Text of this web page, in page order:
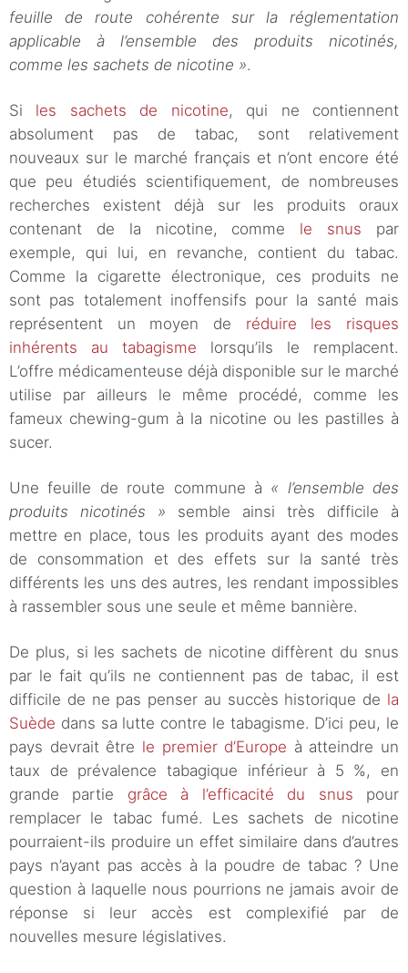
feuille de route cohérente sur la réglementation
applicable à l’ensemble des produits nicotinés,
comme les sachets de nicotine ».
Si les sachets de nicotine, qui ne contiennent
absolument pas de tabac, sont relativement
nouveaux sur le marché français et n’ont encore été
que peu étudiés scientifiquement, de nombreuses
recherches existent déjà sur les produits oraux
contenant de la nicotine, comme le snus par
exemple, qui lui, en revanche, contient du tabac.
Comme la cigarette électronique, ces produits ne
sont pas totalement inoffensifs pour la santé mais
représentent un moyen de réduire les risques
inhérents au tabagisme lorsqu’ils le remplacent.
L’offre médicamenteuse déjà disponible sur le marché
utilise par ailleurs le même procédé, comme les
fameux chewing-gum à la nicotine ou les pastilles à
sucer.
Une feuille de route commune à « l’ensemble des
produits nicotinés » semble ainsi très difficile à
mettre en place, tous les produits ayant des modes
de consommation et des effets sur la santé très
différents les uns des autres, les rendant impossibles
à rassembler sous une seule et même bannière.
De plus, si les sachets de nicotine diffèrent du snus
par le fait qu’ils ne contiennent pas de tabac, il est
difficile de ne pas penser au succès historique de la
Suède dans sa lutte contre le tabagisme. D’ici peu, le
pays devrait être le premier d’Europe à atteindre un
taux de prévalence tabagique inférieur à 5 %, en
grande partie grâce à l’efficacité du snus pour
remplacer le tabac fumé. Les sachets de nicotine
pourraient-ils produire un effet similaire dans d’autres
pays n’ayant pas accès à la poudre de tabac ? Une
question à laquelle nous pourrions ne jamais avoir de
réponse si leur accès est complexifié par de
nouvelles mesure législatives.